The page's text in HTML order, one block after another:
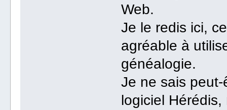
Web.
Je le redis ici,
agréable à
généalogie.
Je ne sais
logiciel